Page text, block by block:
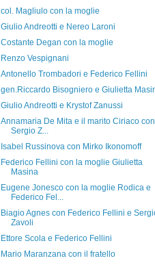
col. Magliulo con la moglie
Giulio Andreotti e Nereo Laroni
Costante Degan con la moglie
Renzo Vespignani
Antonello Trombadori e Federico Fellini
gen.Riccardo Bisogniero e Giulietta
Giulio Andreotti e Krystof Zanussi
Annamaria De Mita e il marito Ciriaco con
Sergio Z...
Isabel Russinova con Mirko Ikonomoff
Federico Fellini con la moglie Giulietta
Masina
Eugene Jonesco con la moglie Rodica e
Federico Fel...
Biagio Agnes con Federico Fellini e
Zavoli
Ettore Scola e Federico Fellini
Mario Maranzana con il fratello